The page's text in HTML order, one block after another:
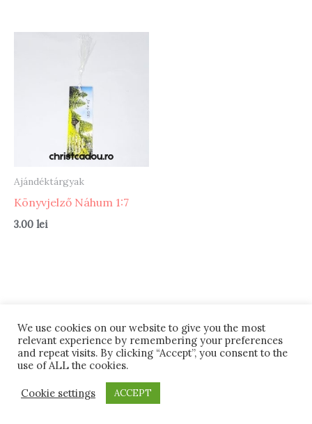
Ajándéktárgyak
Könyvjelző Náhum 1:7
3.00 lei
Termeni si conditii Retur
#12 (cím nélkül)
ANPC
Despre noi
Powered by PRB DESIGN
We use cookies on our website to give you the most
relevant experience by remembering your preferences
and repeat visits. By clicking “Accept”, you consent to the
use of ALL the cookies.
Cookie settings ACCEPT